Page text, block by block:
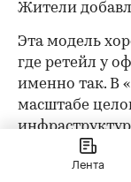
Жители
Эта модель
где ретейл у
именно так. В
масштабе
Белых
Лента